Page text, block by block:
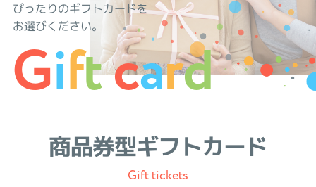
ぴったりのギフトカードを
お選びください。
Giftcard
商品券型ギフトカード
Gift tickets